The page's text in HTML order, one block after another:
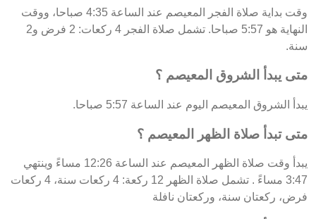
وقت بداية صلاة الفجر المعيصم عند الساعة 4:35 صباحا، ووقت
النهاية هو 5:57 صباحا. تشمل صلاة الفجر 4 ركعات: 2 فرض و2
سنة.
متى يبدأ الشروق المعيصم ؟
يبدأ الشروق المعيصم اليوم عند الساعة 5:57 صباحا.
متى تبدأ صلاة الظهر المعيصم ؟
يبدأ وقت صلاة الظهر المعيصم عند الساعة 12:26 مساءً وينتهي
3:47 مساءً . تشمل صلاة الظهر 12 ركعة: 4 ركعات سنة، 4 ركعات
فرض، ركعتان سنة، وركعتان نافلة